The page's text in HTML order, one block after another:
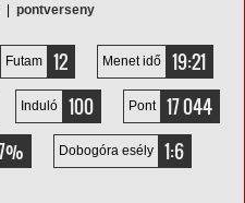
| pontverseny
Futam 12 Menet idő 19:21
Induló 100 Pont 17 044
Dobogóra esély 1:6